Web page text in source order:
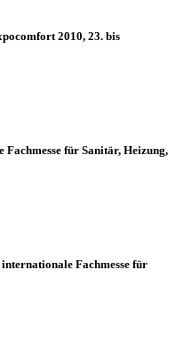
2010, 23. bis
Fachmesse für Sanitär, Heizung,
Fachmesse für